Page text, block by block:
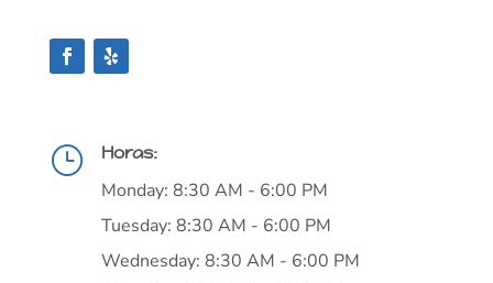
} Horas:
Monday: 8:30 AM - 6:00 PM
Tuesday: 8:30 AM - 6:00 PM
Wednesday: 8:30 AM - 6:00 PM